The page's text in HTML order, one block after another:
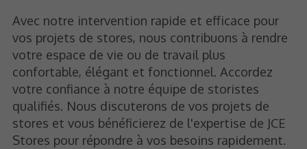
Avec notre intervention rapide et efficace pour
vos projets de stores, nous contribuons à rendre
votre espace de vie ou de travail plus
confortable, élégant et fonctionnel. Accordez
votre confiance à notre équipe de storistes
qualifiés. Nous discuterons de vos projets de
stores et vous bénéficierez de l'expertise de JCE
Stores pour répondre à vos besoins rapidement.